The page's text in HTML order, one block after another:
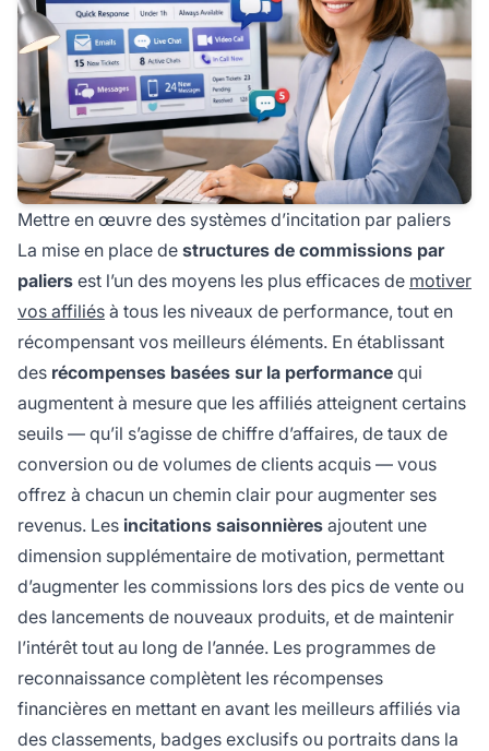
Mettre en œuvre des systèmes d’incitation par paliers
La mise en place de structures de commissions par
paliers est l’un des moyens les plus efficaces de motiver
vos affiliés à tous les niveaux de performance, tout en
récompensant vos meilleurs éléments. En établissant
des récompenses basées sur la performance qui
augmentent à mesure que les affiliés atteignent certains
seuils — qu’il s’agisse de chiffre d’affaires, de taux de
conversion ou de volumes de clients acquis — vous
offrez à chacun un chemin clair pour augmenter ses
revenus. Les incitations saisonnières ajoutent une
dimension supplémentaire de motivation, permettant
d’augmenter les commissions lors des pics de vente ou
des lancements de nouveaux produits, et de maintenir
l’intérêt tout au long de l’année. Les programmes de
reconnaissance complètent les récompenses
financières en mettant en avant les meilleurs affiliés via
des classements, badges exclusifs ou portraits dans la